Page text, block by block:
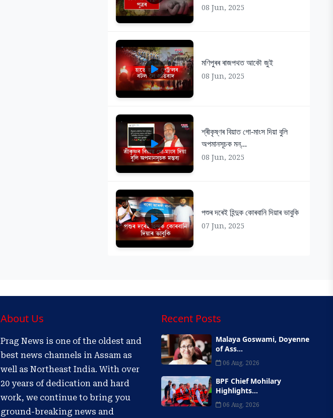
08 Jun, 2025
মণিপুৰৰ ৰাজপথত আকৌ জুই
08 Jun, 2025
শ্ৰীকৃষ্ণৰ বিয়াত গো-মাংস দিয়া বুলি
অপমানসূচক মন্...
08 Jun, 2025
পশুৰ দৰেই হিন্দুক কোৰবানি দিয়াৰ ভাবুকি
07 Jun, 2025
About Us
Prag News is one of the oldest and
best news channels in Assam as
well as Northeast India. With over
20 years of dedication and hard
work, we continue to bring you
ground-breaking news and
Recent Posts
Malaya Goswami, Doyenne
of Ass...
06 Aug, 2026
BPF Chief Mohilary
Highlights...
06 Aug, 2026